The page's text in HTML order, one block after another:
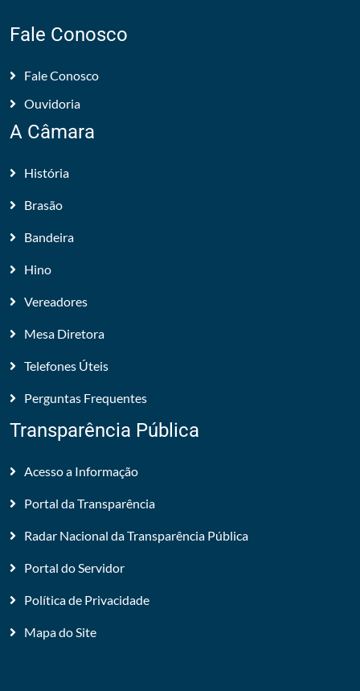
Fale Conosco
Fale Conosco
Ouvidoria
A Câmara
História
Brasão
Bandeira
Hino
Vereadores
Mesa Diretora
Telefones Úteis
Perguntas Frequentes
Transparência Pública
Acesso a Informação
Portal da Transparência
Radar Nacional da Transparência Pública
Portal do Servidor
Política de Privacidade
Mapa do Site